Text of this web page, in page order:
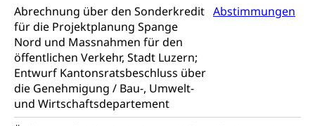
Abrechnung über den Sonderkredit
für die Projektplanung Spange
Nord und Massnahmen für den
öffentlichen Verkehr, Stadt Luzern;
Entwurf Kantonsratsbeschluss über
die Genehmigung / Bau-, Umwelt-
und Wirtschaftsdepartement
Abstimmungen
Gleichstellung aller Geschlechter und
Lebensformen
Gleichstellung Menschen mit
Behinderungen
Schlichtungsbehörde Gleichstellung
Zivilverfahren
Zivilrecht, Zivilrechtspflege, Gerichtsverfahren
Bezirksgerichte: Aufgaben und Verfahren
Kosten im Zivilprozess
Betreibung und Konkurs
Bankrott, Schulden, Zahlungsunfähigkeit, Pfändung
Schulden (gruezi.lu.ch)
Demokratie